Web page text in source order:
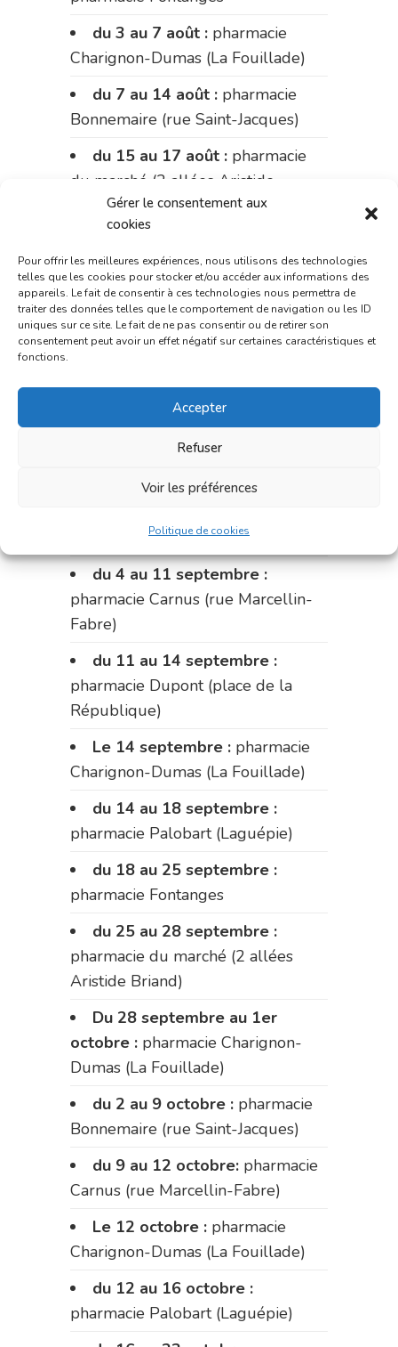
Gérer le consentement aux
cookies
Pour offrir les meilleures expériences, nous utilisons des technologies
telles que les cookies pour stocker et/ou accéder aux informations des
appareils. Le fait de consentir à ces technologies nous permettra de
traiter des données telles que le comportement de navigation ou les ID
uniques sur ce site. Le fait de ne pas consentir ou de retirer son
consentement peut avoir un effet négatif sur certaines caractéristiques et
fonctions.
Accepter
Refuser
Voir les préférences
Politique de cookies
du 3 au 7 août : pharmacie
Charignon-Dumas (La Fouillade)
du 7 au 14 août : pharmacie
Bonnemaire (rue Saint-Jacques)
du 15 au 17 août : pharmacie
du marché (2 allées Aristide
Briand)
Charignon-Dumas (La Fouillade)
du 17 au 21 août :pharmacie
Palobart (Laguépie)
Dupont (place de la République)
du 28 au 31 août :pharmacie
Bonnemaire (rue Saint-Jacques)
Du 31 août au 4 septembre :
du 4 au 11 septembre :
pharmacie Carnus (rue Marcellin-
Fabre)
du 11 au 14 septembre :
pharmacie Dupont (place de la
République)
Le 14 septembre : pharmacie
Charignon-Dumas (La Fouillade)
du 14 au 18 septembre :
pharmacie Palobart (Laguépie)
du 18 au 25 septembre :
pharmacie Fontanges
du 25 au 28 septembre :
pharmacie du marché (2 allées
Aristide Briand)
Du 28 septembre au 1er
octobre : pharmacie Charignon-
Dumas (La Fouillade)
du 2 au 9 octobre : pharmacie
Bonnemaire (rue Saint-Jacques)
du 9 au 12 octobre: pharmacie
Carnus (rue Marcellin-Fabre)
Le 12 octobre : pharmacie
Charignon-Dumas (La Fouillade)
du 12 au 16 octobre :
pharmacie Palobart (Laguépie)